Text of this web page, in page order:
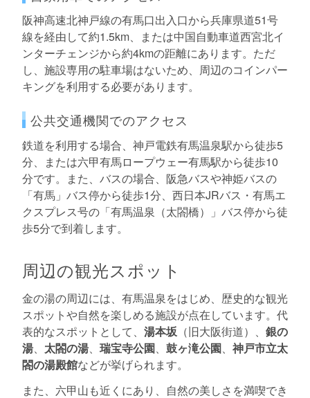
阪神高速北神戸線の有馬口出入口から兵庫県道51号
線を経由して約1.5km、または中国自動車道西宮北イ
ンターチェンジから約4kmの距離にあります。ただ
し、施設専用の駐車場はないため、周辺のコインパー
キングを利用する必要があります。
公共交通機関でのアクセス
鉄道を利用する場合、神戸電鉄有馬温泉駅から徒歩5
分、または六甲有馬ロープウェー有馬駅から徒歩10
分です。また、バスの場合、阪急バスや神姫バスの
「有馬」バス停から徒歩1分、西日本JRバス・有馬エ
クスプレス号の「有馬温泉（太閤橋）」バス停から徒
歩5分で到着します。
周辺の観光スポット
金の湯の周辺には、有馬温泉をはじめ、歴史的な観光
スポットや自然を楽しめる施設が点在しています。代
表的なスポットとして、 湯本坂 （旧大阪街道）、 銀の
湯、 太閤の湯、 瑞宝寺公園、 鼓ヶ滝公園、 神戸市立太
閤の湯殿館などが挙げられます。
また、六甲山も近くにあり、自然の美しさを満喫でき